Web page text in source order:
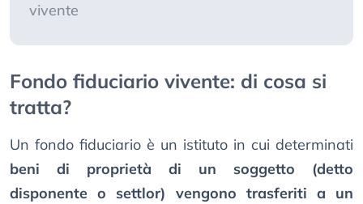
vivente
Fondo fiduciario vivente: di cosa si
tratta?
Un fondo fiduciario è un istituto in cui determinati
beni di proprietà di un soggetto (detto
disponente o settlor) vengono trasferiti a un